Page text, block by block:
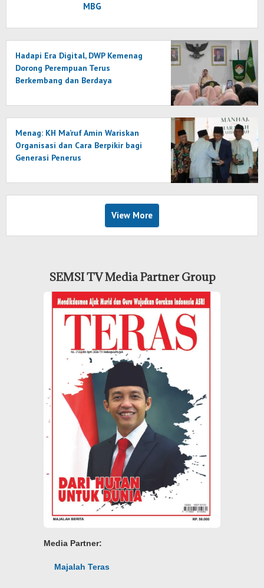
MBG
Hadapi Era Digital, DWP Kemenag
Dorong Perempuan Terus
Berkembang dan Berdaya
Menag: KH Ma’ruf Amin Wariskan
Organisasi dan Cara Berpikir bagi
Generasi Penerus
View More
SEMSI TV Media Partner Group
Media Partner:
Majalah Teras